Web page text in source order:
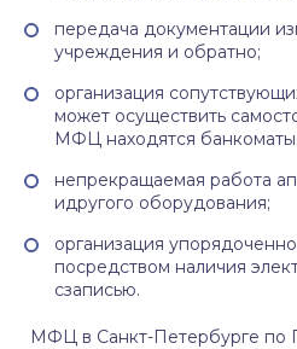
передача документации
учреждения и обратно;
организация
может осуществить
МФЦ находятся
непрекращаемая работа
идругого оборудования;
организация
посредством наличия
сзаписью.
МФЦ в Санкт-Петербурге по